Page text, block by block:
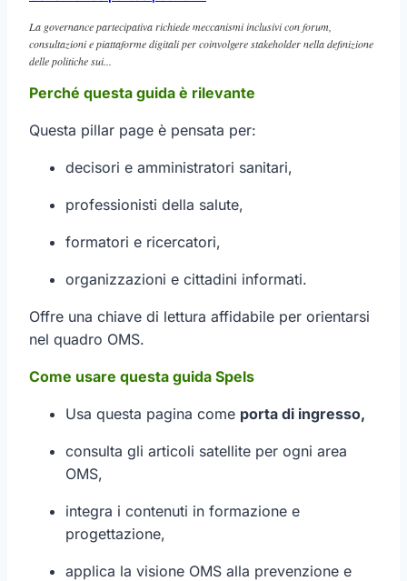
La governance partecipativa richiede meccanismi inclusivi con forum,
consultazioni e piattaforme digitali per coinvolgere stakeholder nella definizione
delle politiche sui...
Perché questa guida è rilevante
Questa pillar page è pensata per:
decisori e amministratori sanitari,
professionisti della salute,
formatori e ricercatori,
organizzazioni e cittadini informati.
Offre una chiave di lettura affidabile per orientarsi
nel quadro OMS.
Come usare questa guida Spels
Usa questa pagina come porta di ingresso,
consulta gli articoli satellite per ogni area
OMS,
integra i contenuti in formazione e
progettazione,
applica la visione OMS alla prevenzione e